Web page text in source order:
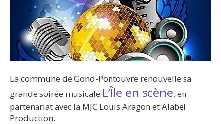
La commune de Gond-Pontouvre renouvelle sa
grande soirée musicale L’Île en scène, en
partenariat avec la MJC Louis Aragon et Alabel
Production.